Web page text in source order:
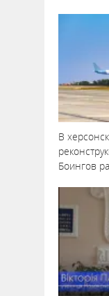
В
Боингов